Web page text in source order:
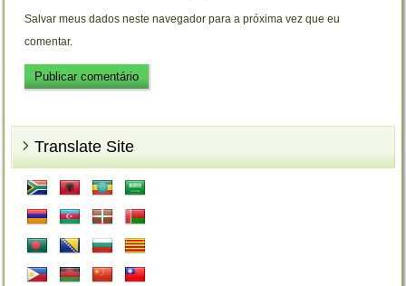
Salvar meus dados neste navegador para a próxima vez que eu
comentar.
Translate Site